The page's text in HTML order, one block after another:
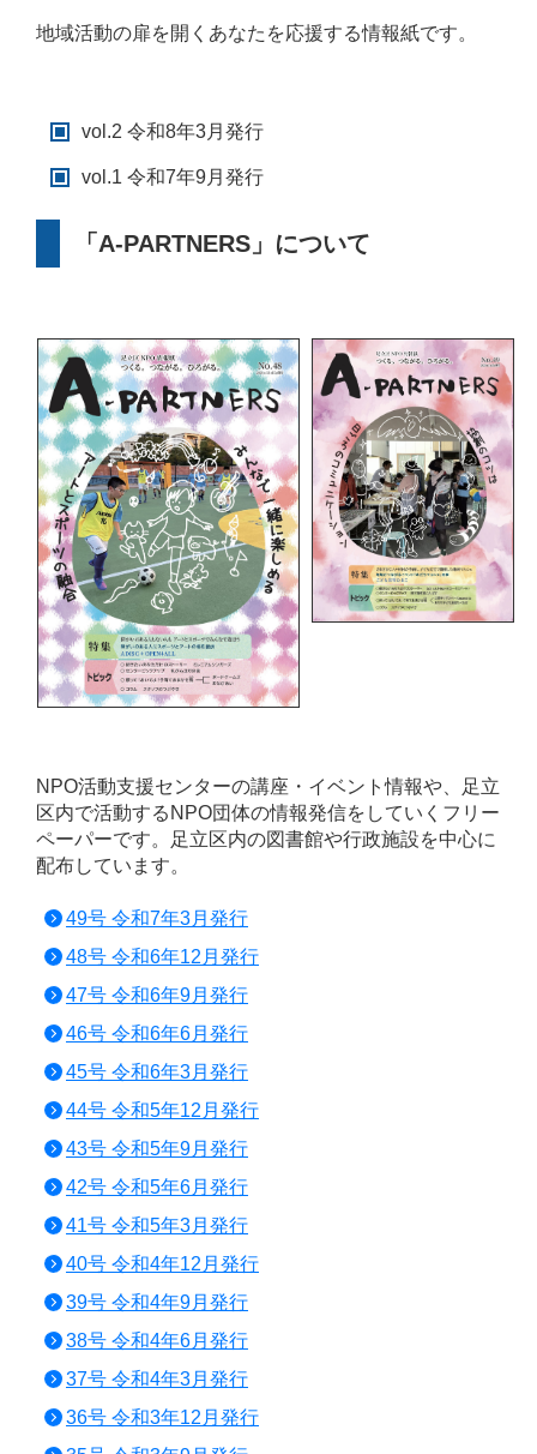
地域活動の扉を開くあなたを応援する情報紙です。
vol.2 令和8年3月発行
vol.1 令和7年9月発行
「A-PARTNERS」について
NPO活動支援センターの講座・イベント情報や、足立
区内で活動するNPO団体の情報発信をしていくフリー
ペーパーです。足立区内の図書館や行政施設を中心に
配布しています。
49号 令和7年3月発行
48号 令和6年12月発行
47号 令和6年9月発行
46号 令和6年6月発行
45号 令和6年3月発行
44号 令和5年12月発行
43号 令和5年9月発行
42号 令和5年6月発行
41号 令和5年3月発行
40号 令和4年12月発行
39号 令和4年9月発行
38号 令和4年6月発行
37号 令和4年3月発行
36号 令和3年12月発行